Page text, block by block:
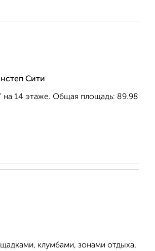
Сити
14 этаже. Общая площадь: 89.98
клумбами, зонами отдыха,